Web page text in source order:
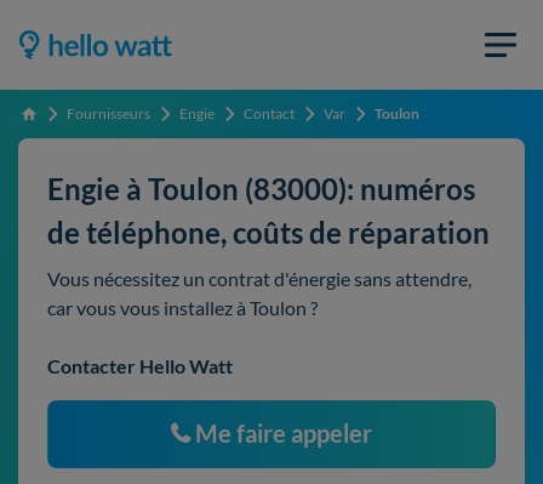
Accueil Fournisseurs Engie Contact Var Toulon
Engie à Toulon (83000): numéros
de téléphone, coûts de réparation
Vous nécessitez un contrat d'énergie sans attendre,
car vous vous installez à Toulon ?
Contacter Hello Watt
Me faire appeler